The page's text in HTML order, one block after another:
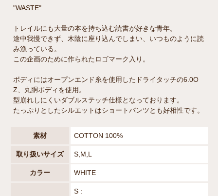
"WASTE"
トレイルにも大量の本を持ち込む読書が好きな青年。
途中我慢できず、木陰に座り込んでしまい、いつものように読
み漁っている。
この企画のために作られたロゴマーク入り。
ボディにはオープンエンド糸を使用したドライタッチの6.0O
Z、丸胴ボディを使用。
型崩れしにくいダブルステッチ仕様となっております。
たっぷりとしたシルエットはショートパンツとも好相性です。
素材 COTTON 100%
取り扱いサイズ S,M,L
カラー WHITE
S :